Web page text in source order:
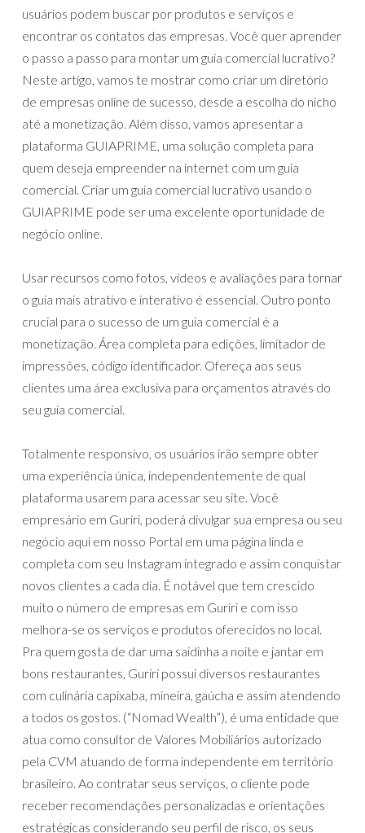
usuários podem buscar por produtos e serviços e
encontrar os contatos das empresas. Você quer aprender
o passo a passo para montar um guia comercial lucrativo?
Neste artigo, vamos te mostrar como criar um diretório
de empresas online de sucesso, desde a escolha do nicho
até a monetização. Além disso, vamos apresentar a
plataforma GUIAPRIME, uma solução completa para
quem deseja empreender na internet com um guia
comercial. Criar um guia comercial lucrativo usando o
GUIAPRIME pode ser uma excelente oportunidade de
negócio online.
Usar recursos como fotos, vídeos e avaliações para tornar
o guia mais atrativo e interativo é essencial. Outro ponto
crucial para o sucesso de um guia comercial é a
monetização. Área completa para edições, limitador de
impressões, código identificador. Ofereça aos seus
clientes uma área exclusiva para orçamentos através do
seu guia comercial.
Totalmente responsivo, os usuários irão sempre obter
uma experiência única, independentemente de qual
plataforma usarem para acessar seu site. Você
empresário em Guriri, poderá divulgar sua empresa ou seu
negócio aqui em nosso Portal em uma página linda e
completa com seu Instagram integrado e assim conquistar
novos clientes a cada dia. É notável que tem crescido
muito o número de empresas em Guriri e com isso
melhora-se os serviços e produtos oferecidos no local.
Pra quem gosta de dar uma saidinha a noite e jantar em
bons restaurantes, Guriri possui diversos restaurantes
com culinária capixaba, mineira, gaúcha e assim atendendo
a todos os gostos. (“Nomad Wealth”), é uma entidade que
atua como consultor de Valores Mobiliários autorizado
pela CVM atuando de forma independente em território
brasileiro. Ao contratar seus serviços, o cliente pode
receber recomendações personalizadas e orientações
estratégicas considerando seu perfil de risco, os seus